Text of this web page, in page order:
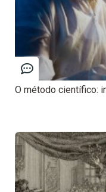
O método científico: